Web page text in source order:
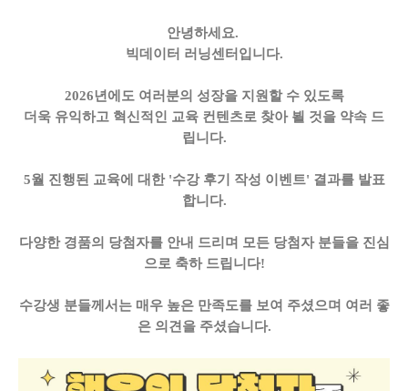
안녕하세요.
빅데이터 러닝센터입니다.
2026년에도 여러분의 성장을 지원할 수 있도록
더욱 유익하고 혁신적인 교육 컨텐츠로 찾아 뵐 것을 약속 드
립니다.
5월 진행된 교육에 대한 '수강 후기 작성 이벤트' 결과를 발표
합니다.
다양한 경품의 당첨자를 안내 드리며 모든 당첨자 분들을 진심
으로 축하 드립니다!
수강생 분들께서는 매우 높은 만족도를 보여 주셨으며 여러 좋
은 의견을 주셨습니다.